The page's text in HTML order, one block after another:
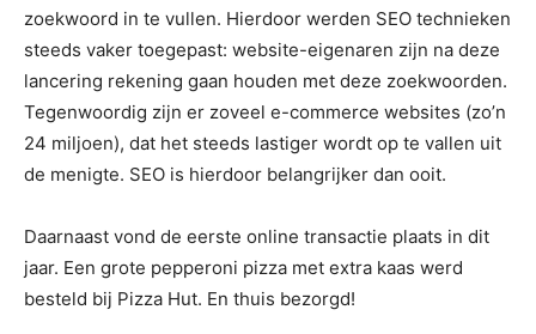
zoekwoord in te vullen. Hierdoor werden SEO technieken
steeds vaker toegepast: website-eigenaren zijn na deze
lancering rekening gaan houden met deze zoekwoorden.
Tegenwoordig zijn er zoveel e-commerce websites (zo’n
24 miljoen), dat het steeds lastiger wordt op te vallen uit
de menigte. SEO is hierdoor belangrijker dan ooit.
Daarnaast vond de eerste online transactie plaats in dit
jaar. Een grote pepperoni pizza met extra kaas werd
besteld bij Pizza Hut. En thuis bezorgd!